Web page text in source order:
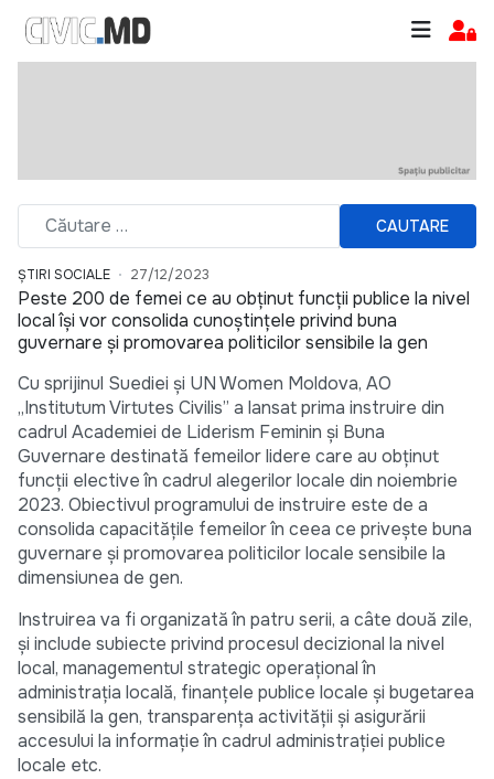
CAUTARE
ȘTIRI SOCIALE 27/12/2023
Peste 200 de femei ce au obținut funcții publice la nivel
local își vor consolida cunoștințele privind buna
guvernare și promovarea politicilor sensibile la gen
Cu sprijinul Suediei și UN Women Moldova, AO
„Institutum Virtutes Civilis” a lansat prima instruire din
cadrul Academiei de Liderism Feminin și Buna
Guvernare destinată femeilor lidere care au obținut
funcții elective în cadrul alegerilor locale din noiembrie
2023. Obiectivul programului de instruire este de a
consolida capacitățile femeilor în ceea ce privește buna
guvernare și promovarea politicilor locale sensibile la
dimensiunea de gen.
Instruirea va fi organizată în patru serii, a câte două zile,
și include subiecte privind procesul decizional la nivel
local, managementul strategic operațional în
administrația locală, finanțele publice locale și bugetarea
sensibilă la gen, transparența activității și asigurării
accesului la informație în cadrul administrației publice
locale etc.